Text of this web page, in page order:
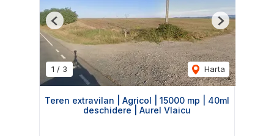
1 / 3 Harta
Previous Next
Teren extravilan | Agricol | 15000 mp | 40ml
deschidere | Aurel Vlaicu